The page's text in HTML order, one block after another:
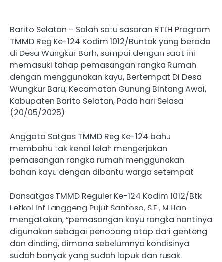
Barito Selatan – Salah satu sasaran RTLH Program
TMMD Reg Ke-124 Kodim 1012/Buntok yang berada
di Desa Wungkur Barh, sampai dengan saat ini
memasuki tahap pemasangan rangka Rumah
dengan menggunakan kayu, Bertempat Di Desa
Wungkur Baru, Kecamatan Gunung Bintang Awai,
Kabupaten Barito Selatan, Pada hari Selasa
(20/05/2025)
Anggota Satgas TMMD Reg Ke-124 bahu
membahu tak kenal lelah mengerjakan
pemasangan rangka rumah menggunakan
bahan kayu dengan dibantu warga setempat
Dansatgas TMMD Reguler Ke-124 Kodim 1012/Btk
Letkol Inf Langgeng Pujut Santoso, S.E., M.Han.
mengatakan, “pemasangan kayu rangka nantinya
digunakan sebagai penopang atap dari genteng
dan dinding, dimana sebelumnya kondisinya
sudah banyak yang sudah lapuk dan rusak.